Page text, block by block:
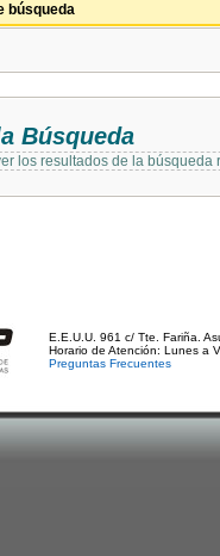
búsqueda
Búsqueda
los resultados de la búsqueda
E.E.U.U. 961 c/ Tte. Fariña.
Horario de Atención: Lunes a
Preguntas Frecuentes